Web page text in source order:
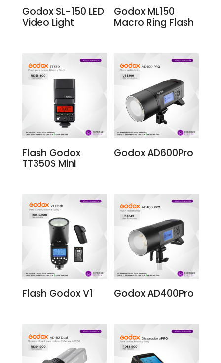
Godox SL-150 LED
Video Light
Godox ML150
Macro Ring Flash
Flash Godox
TT350S Mini
Godox AD600Pro
Flash Godox V1 Godox AD400Pro